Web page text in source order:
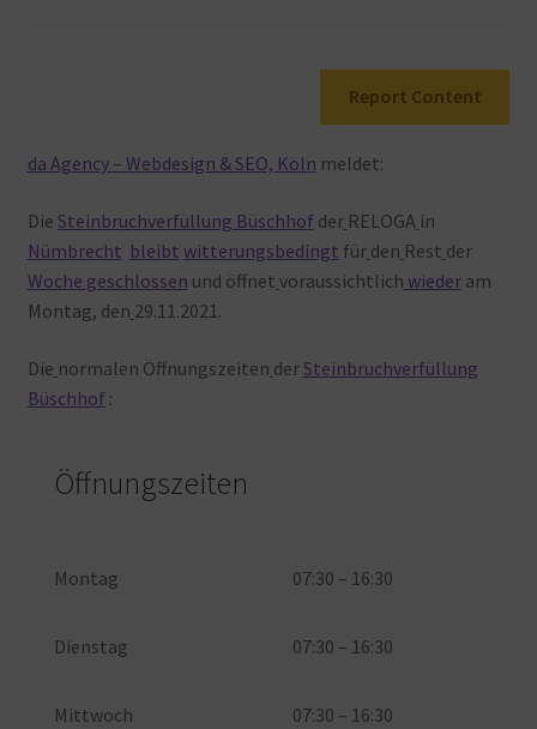
Report Content
da Agency – Webdesign & SEO, Köln meldet:
Die Steinbruchverfüllung Büschhof der RELOGA in
Nümbrecht bleibt witterungsbedingt für den Rest der
Woche geschlossen und öffnet voraussichtlich wiederam
Montag, den 29.11.2021.
Die normalen Öffnungszeiten derSteinbruchverfüllung
Büschhof :
Öffnungszeiten
Montag 07:30 – 16:30
Dienstag 07:30 – 16:30
Mittwoch 07:30 – 16:30